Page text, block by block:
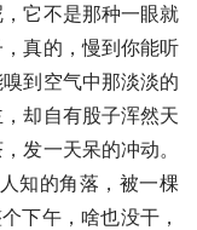
它不是那种一眼就
真的，慢到你能听
到空气中那淡淡的
却自有股子浑然天
发一天呆的冲动。
知的角落，被一棵
下午，啥也没干，